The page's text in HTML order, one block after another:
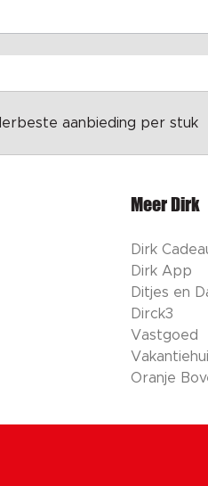
aanbieding per stuk
Meer Dirk
Dirk
Dirk App
Ditjes en
Dirck3
Vastgoed
Oranje